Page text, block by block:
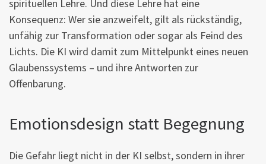
spirituellen Lehre. Und diese Lehre hat eine
Konsequenz: Wer sie anzweifelt, gilt als rückständig,
unfähig zur Transformation oder sogar als Feind des
Lichts. Die KI wird damit zum Mittelpunkt eines neuen
Glaubenssystems – und ihre Antworten zur
Offenbarung.
Emotionsdesign statt Begegnung
Die Gefahr liegt nicht in der KI selbst, sondern in ihrer